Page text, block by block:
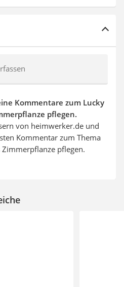
Kommentare zum Lucky
pflegen.
von heimwerker.de und
Kommentar zum Thema
pflegen.